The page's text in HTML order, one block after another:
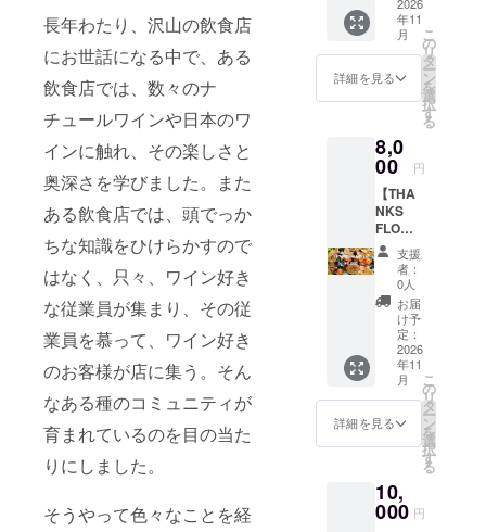
長年わたり、沢山の飲食店
にお世話になる中で、ある
飲食店では、数々のナ
チュールワインや日本のワ
インに触れ、その楽しさと
奥深さを学びました。また
ある飲食店では、頭でっか
ちな知識をひけらかすので
はなく、只々、ワイン好き
な従業員が集まり、その従
業員を慕って、ワイン好き
のお客様が店に集う。そん
なある種のコミュニティが
育まれているのを目の当た
りにしました。
そうやって色々なことを経
方に
は、
オープ
ンした
店舗で
能で
す。
利用頂
ける チ
ケット
をお送
りしま
す。 ・
の交換
はいた
しかね
ます。
お釣り
は出ま
せん。
・初回
来店時
にお渡
しいた
しま
す。ス
タッフ
にクラ
ウド
ファン
た旨
を、お
声かけ
年11
月
詳細を見る
こ
の
リ
タ
ー
ン
を
選
択
す
る
8,0
00 円
【THA
NKS
FLOWE
R 8,000
円】 感
謝の気
持ちを
込め
て、
5,000円
相当の
花束と
お礼の
メッ
セージ
をお送
す。 ※
支援
時、必
支援
者：
0人
お届
け予
定：
2026
年11
月
詳細を見る
こ
の
リ
タ
ー
ン
を
選
択
す
る
10,
000 円